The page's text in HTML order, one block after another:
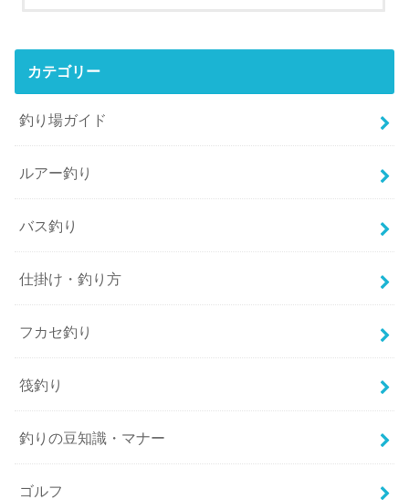
カテゴリー
釣り場ガイド
ルアー釣り
バス釣り
仕掛け・釣り方
フカセ釣り
筏釣り
釣りの豆知識・マナー
ゴルフ